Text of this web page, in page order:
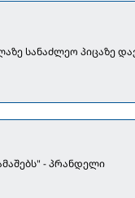
სანაძლეო პიცაზე
- პრანდელი